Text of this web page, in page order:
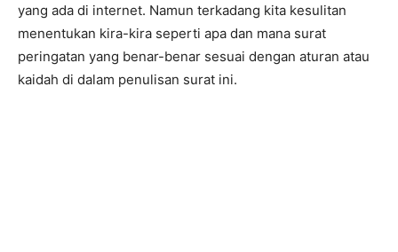
yang ada di internet. Namun terkadang kita kesulitan
menentukan kira-kira seperti apa dan mana surat
peringatan yang benar-benar sesuai dengan aturan atau
kaidah di dalam penulisan surat ini.